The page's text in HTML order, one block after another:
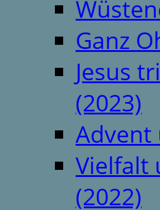
Ganz
Jesus
(2023)
Advent
Vielfalt
(2022)